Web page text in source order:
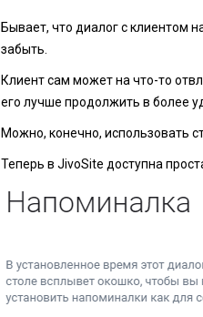
Бывает, что диалог с клиентом
забыть.
Клиент сам может на что-то
его лучше продолжить в более
Можно, конечно, использовать
Теперь в JivoSite доступна